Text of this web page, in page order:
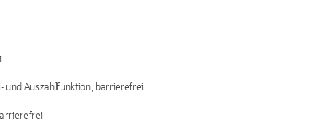
und Auszahlfunktion, barrierefrei